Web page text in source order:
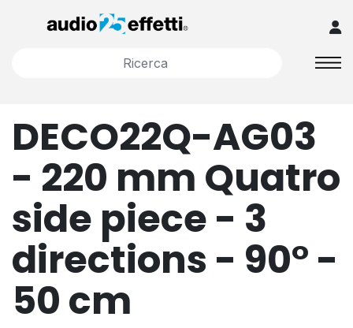
DECO22Q-AG03
- 220 mm Quatro
side piece - 3
directions - 90° -
50 cm